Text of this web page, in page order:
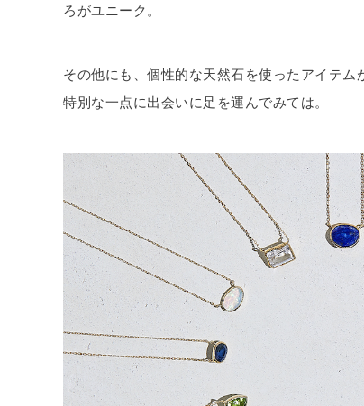
ろがユニーク。
その他にも、個性的な天然石を使ったアイテ
特別な一点に出会いに足を運んでみては。